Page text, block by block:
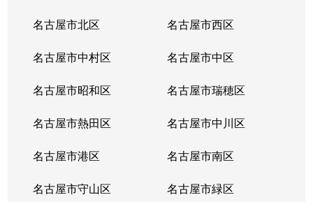
名古屋市北区 名古屋市西区
名古屋市中村区 名古屋市中区
名古屋市昭和区 名古屋市瑞穂区
名古屋市熱田区 名古屋市中川区
名古屋市港区 名古屋市南区
名古屋市守山区 名古屋市緑区